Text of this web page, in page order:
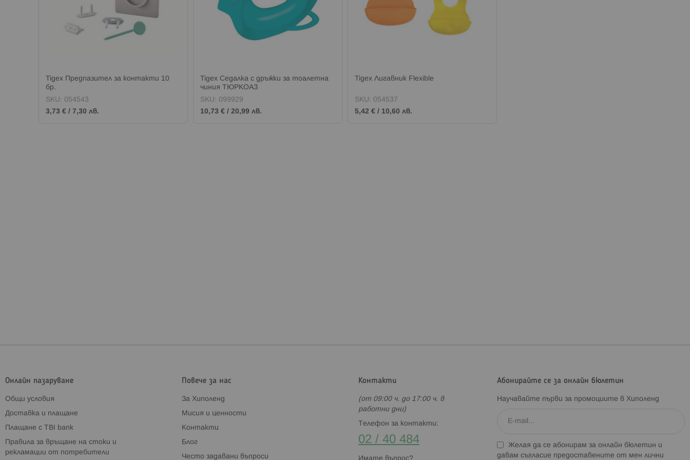
Tigex Предпазител за контакти 10
бр.
SKU: 054543
3,73 € / 7,30 лв.
Tigex Седалка с дръжки за тоалетна
чиния ТЮРКОАЗ
SKU: 099929
10,73 € / 20,99 лв.
Tigex Лигавник Flexible
SKU: 054537
5,42 € / 10,60 лв.
Онлайн пазаруване
Общи условия
Доставка и плащане
Плащане с TBI bank
Правила за връщане на стоки и
рекламации от потребители
Повече за нас
За Хиполенд
Мисия и ценности
Контакти
Блог
Често задавани въпроси
Контакти
(от 09:00 ч. до 17:00 ч. в
работни дни)
Телефон за контакти:
02 / 40 484
Абонирайте се за онлайн бюлетин
Научавайте първи за промоциите в Хиполенд
Желая да се абонирам за онлайн бюлетин и
давам съгласие предоставените от мен лични